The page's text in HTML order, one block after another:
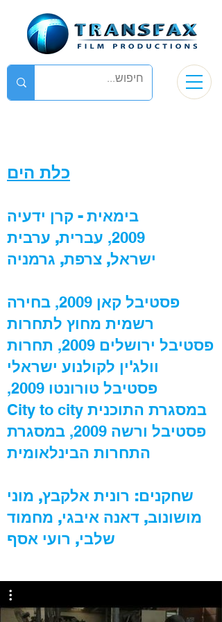
כלת הים
בימאית - קרן ידעיה
2009, עברית, ערבית
ישראל, צרפת, גרמניה
פסטיבל קאן 2009, בחירה
רשמית מחוץ לתחרות
פסטיבל ירושלים 2009, תחרות
וולג'ין לקולנוע ישראלי
פסטיבל טורונטו 2009,
במסגרת התוכנית City to city
פסטיבל ורשה 2009, במסגרת
התחרות הבינלאומית
שחקנים: רונית אלקבץ, מוני
מושונוב, דאנה איבגי, מחמוד
שלבי, רועי אסף